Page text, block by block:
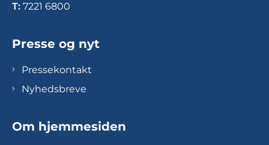
T: 7221 6800
Presse og nyt
Pressekontakt
Nyhedsbreve
Om hjemmesiden